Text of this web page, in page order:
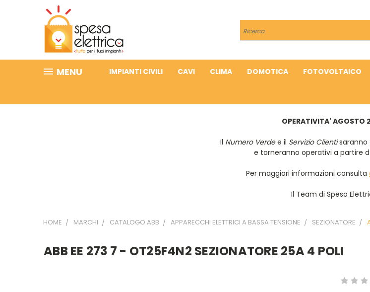
Cerca
MENU IMPIANTI CIVILI CAVI CLIMA DOMOTICA FOTOVOLTAICO
OPERATIVITA' AGOSTO
Il Numero Verdee il Servizio Clientisaranno
e torneranno operativi a partire
Per maggiori informazioni consulta
Il Team di Spesa
HOME MARCHI CATALOGO ABB APPARECCHI ELETTRICI A BASSA TENSIONE SEZIONATORE
ABB EE 273 7 - OT25F4N2 SEZIONATORE 25A 4 POLI